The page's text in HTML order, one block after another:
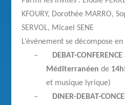
KFOURY, Dorothée MARRO,
SERVOL, Micael SENE
L’événement se décompose
–
DEBAT-CONFERENCE
Méditerranéen de
et musique lyrique)
–
DINER-DEBAT-